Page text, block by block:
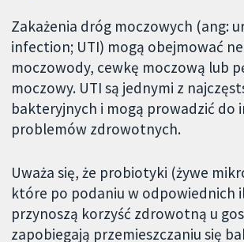
Zakażenia dróg moczowych (ang:
infection; UTI) mogą obejmować
moczowody, cewkę moczową lub
moczowy. UTI są jednymi z
bakteryjnych i mogą prowadzić do
problemów zdrowotnych.
Uważa się, że probiotyki (żywe
które po podaniu w odpowiednich
przynoszą korzyść zdrowotną u
zapobiegają przemieszczaniu się